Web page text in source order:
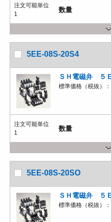
注文可能単位
1
数量
5EE-08S-20S4
ＳＨ電磁弁 ５
標準価格（税抜）：
注文可能単位
1
数量
5EE-08S-20SO
ＳＨ電磁弁 ５
標準価格（税抜）：